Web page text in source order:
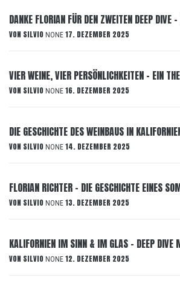
DANKE FLORIAN FÜR DEN ZWEITEN DEEP DIVE
VON SILVIO NONE 17. DEZEMBER 2025
VIER WEINE, VIER PERSÖNLICHKEITEN – EIN
VON SILVIO NONE 16. DEZEMBER 2025
DIE GESCHICHTE DES WEINBAUS IN
VON SILVIO NONE 14. DEZEMBER 2025
FLORIAN RICHTER – DIE GESCHICHTE EINES
VON SILVIO NONE 13. DEZEMBER 2025
KALIFORNIEN IM SINN & IM GLAS – DEEP DIVE
VON SILVIO NONE 12. DEZEMBER 2025